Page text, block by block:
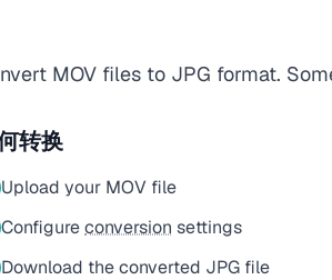
MOV files to JPG format.
转换
Upload your MOV file
Configureconversion settings
Download the converted JPG file